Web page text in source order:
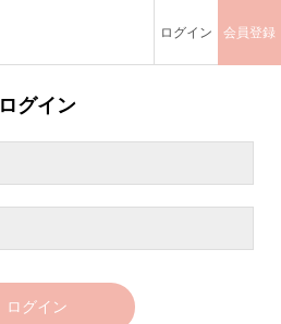
ログイン 会員登録
ログイン
ログイン